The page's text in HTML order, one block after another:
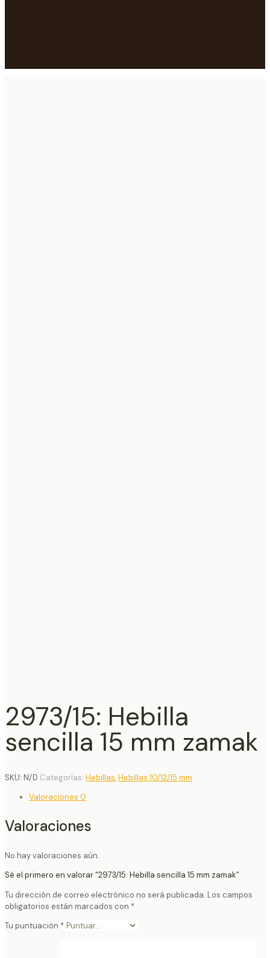
2973/15: Hebilla
sencilla 15 mm zamak
SKU: N/D Categorías: Hebillas,Hebillas 10/12/15 mm
Valoraciones 0
Valoraciones
No hay valoraciones aún.
Sé el primero en valorar “2973/15: Hebilla sencilla 15 mm zamak”
Tu dirección de correo electrónico no será publicada. Los campos
obligatorios están marcados con *
Tu puntuación *